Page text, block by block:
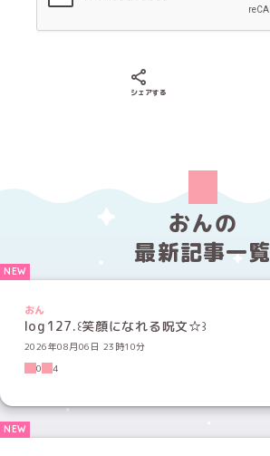
シェアする
おんの
最新記事一覧
おん
log127.꒰笑顔になれる呪文☆꒱
2026年08月06日 23時10分
0
4